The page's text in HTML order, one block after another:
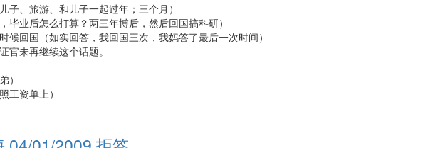
子、旅游、和儿子一起过年；三个月）
毕业后怎么打算？两三年博后，然后回国搞科研）
候回国（如实回答，我回国三次，我妈答了最后一次时间）
官未再继续这个话题。
）
工资单上）